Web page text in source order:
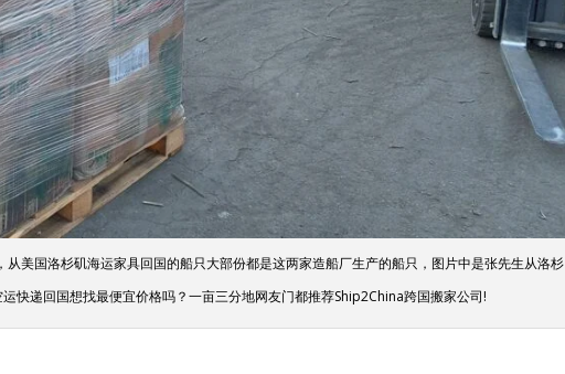
美国洛杉矶海运家具回国的船只大部份都是这两家造船厂生产的船只，图片中是张先生从洛杉
快递回国想找最便宜价格吗？一亩三分地网友门都推荐Ship2China跨国搬家公司!